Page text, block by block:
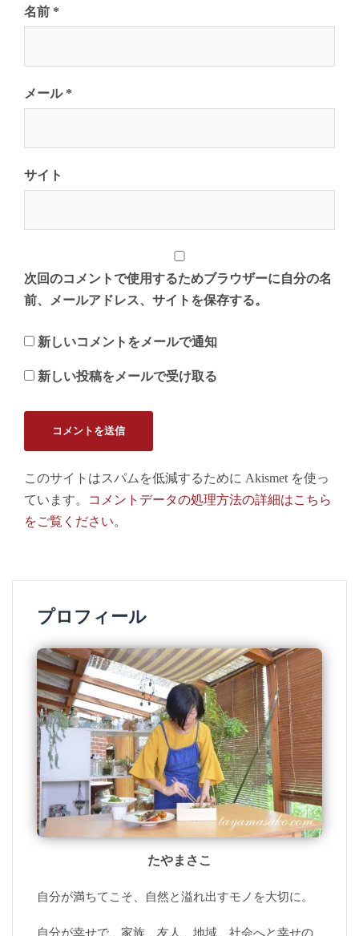
名前 *
メール *
サイト
次回のコメントで使用するためブラウザーに自分の名
前、メールアドレス、サイトを保存する。
新しいコメントをメールで通知
新しい投稿をメールで受け取る
このサイトはスパムを低減するために Akismet を使っ
ています。
コメントデータの処理方法の詳細はこちら
をご覧ください。
プロフィール
たやまさこ
自分が満ちてこそ、自然と溢れ出すモノを大切に。
自分が幸せで、家族、友人、地域、社会へと幸せの